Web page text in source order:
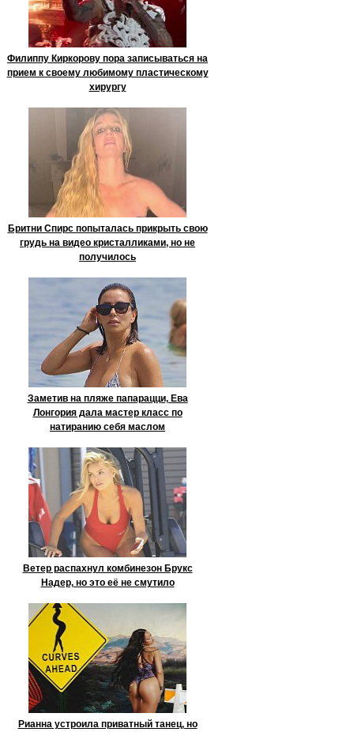
Филиппу Киркорову пора записываться на
прием к своему любимому пластическому
хирургу
Бритни Спирс попыталась прикрыть свою
грудь на видео кристалликами, но не
получилось
Заметив на пляже папарацци, Ева
Лонгория дала мастер класс по
натиранию себя маслом
Ветер распахнул комбинезон Брукс
Надер, но это её не смутило
Рианна устроила приватный танец, но